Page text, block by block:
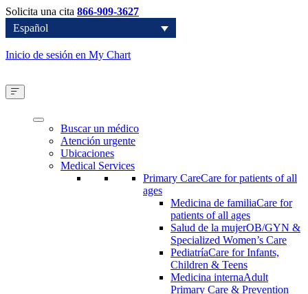
Solicita una cita 866-909-3627
Español
Inicio de sesión en My Chart
Buscar un médico
Atención urgente
Ubicaciones
Medical Services
Primary CareCare for patients of all
ages
Medicina de familiaCare for
patients of all ages
Salud de la mujerOB/GYN &
Specialized Women’s Care
PediatríaCare for Infants,
Children & Teens
Medicina internaAdult
Primary Care & Prevention